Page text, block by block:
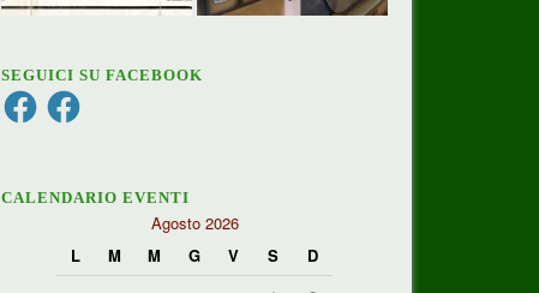
SEGUICI SU FACEBOOK
FacebookFacebook
CALENDARIO EVENTI
Agosto 2026
L
M M G V S
D